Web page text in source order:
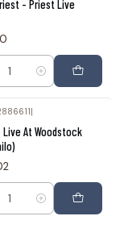
- Priest Live
|
Live At Woodstock